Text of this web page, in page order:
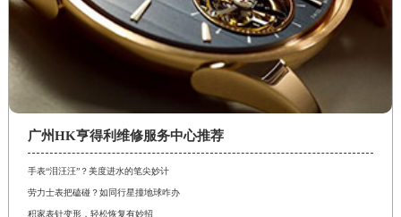
广州HK亨得利维修服务中心推荐
手表“泪汪汪”？美度进水的笔尖妙计
劳力士表把磕碰？如同行星撞地球咋办
积家表针变形，轻松恢复有妙招